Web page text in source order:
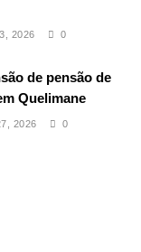
2026 0
de pensão de
Quelimane
2026 0